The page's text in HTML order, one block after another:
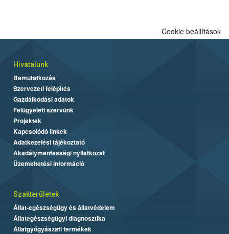
Cookie beállítások
Hivatalunk
Bemutatkozás
Szervezeti felépítés
Gazdálkodási adatok
Felügyeleti szervünk
Projektek
Kapcsolódó linkek
Adatkezelési tájékoztató
Akadálymentességi nyilatkozat
Üzemeltetési információ
Szakterületek
Állat-egészségügy és állatvédelem
Állategészségügyi diagnosztika
Állatgyógyászati termékek